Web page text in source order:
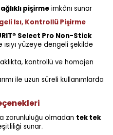
pişirme imkânı sunar
Isı, Kontrollü Pişirme
Select Pro Non-Stick
yüzeye dengeli şekilde
kontrollü ve homojen
ile uzun süreli kullanımlarda
zorunluluğu olmadan tek tek
sunar.